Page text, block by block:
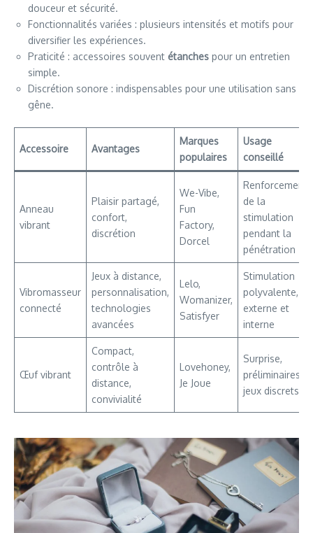
douceur et sécurité.
Fonctionnalités variées : plusieurs intensités et motifs pour
diversifier les expériences.
Praticité : accessoires souvent étanches pour un entretien
simple.
Discrétion sonore : indispensables pour une utilisation sans
gêne.
Accessoire Avantages
Marques
populaires
Usage
conseillé
Anneau
vibrant
Plaisir partagé,
confort,
discrétion
We-Vibe,
Fun
Factory,
Dorcel
Renforcement
de la
stimulation
pendant la
pénétration
Vibromasseur
connecté
Jeux à distance,
personnalisation,
technologies
avancées
Lelo,
Womanizer,
Satisfyer
Stimulation
polyvalente,
externe et
interne
Œuf vibrant
Compact,
contrôle à
distance,
convivialité
Lovehoney,
Je Joue
Surprise,
préliminaires,
jeux discrets